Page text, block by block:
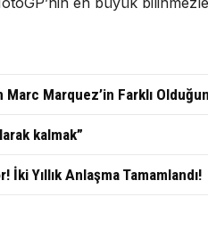
Marquez’in Farklı
kalmak”
İki Yıllık Anlaşma Tamamlandı!